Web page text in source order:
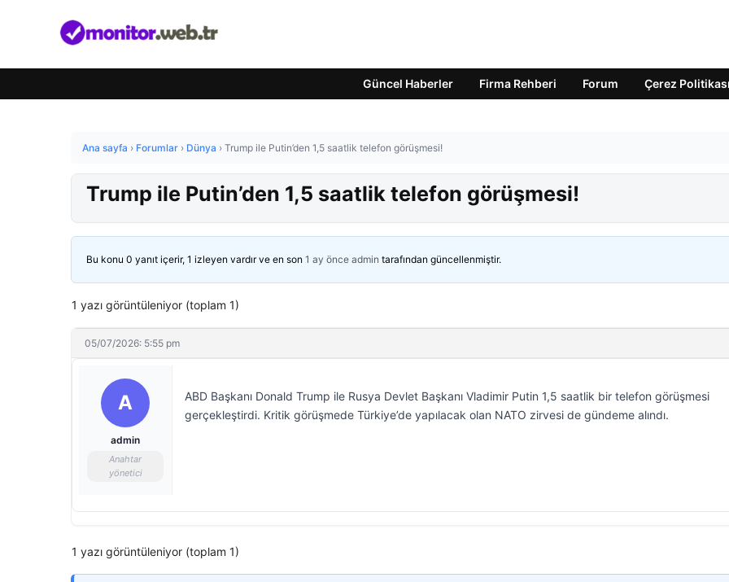
Güncel Haberler Firma Rehberi Forum Çerez Politikası
Ana sayfa › Forumlar › Dünya › Trump ile Putin’den 1,5 saatlik telefon görüşmesi!
Trump ile Putin’den 1,5 saatlik telefon görüşmesi!
Bu konu 0 yanıt içerir, 1 izleyen vardır ve en son 1 ay önce admin tarafından güncellenmiştir.
1 yazı görüntüleniyor (toplam 1)
05/07/2026: 5:55 pm
A
admin
Anahtar
yönetici
ABD Başkanı Donald Trump ile Rusya Devlet Başkanı Vladimir Putin 1,5 saatlik bir telefon görüşmesi
gerçekleştirdi. Kritik görüşmede Türkiye’de yapılacak olan NATO zirvesi de gündeme alındı.
1 yazı görüntüleniyor (toplam 1)